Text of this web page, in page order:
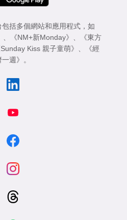
括多個網站和應用程式，如
《NM+新Monday》
《東方
Sunday Kiss 親子童萌》
《經
週》
。